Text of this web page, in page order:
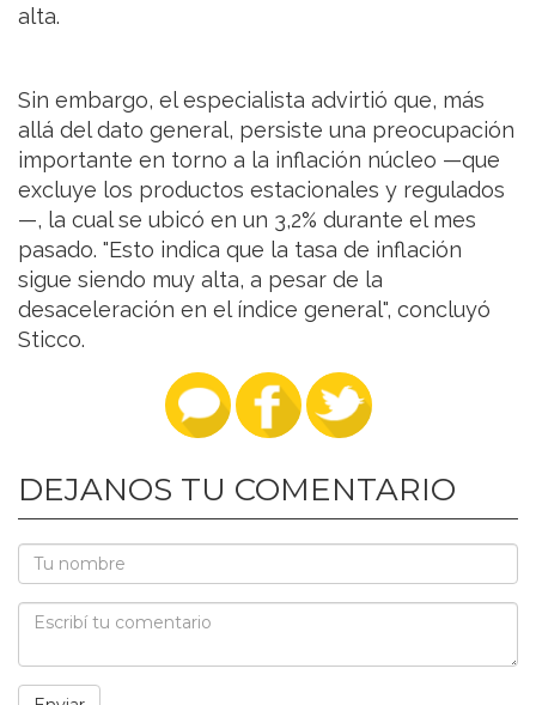
alta.
Sin embargo, el especialista advirtió que, más
allá del dato general, persiste una preocupación
importante en torno a la inflación núcleo —que
excluye los productos estacionales y regulados
—, la cual se ubicó en un 3,2% durante el mes
pasado. "Esto indica que la tasa de inflación
sigue siendo muy alta, a pesar de la
desaceleración en el índice general", concluyó
Sticco.
DEJANOS TU COMENTARIO